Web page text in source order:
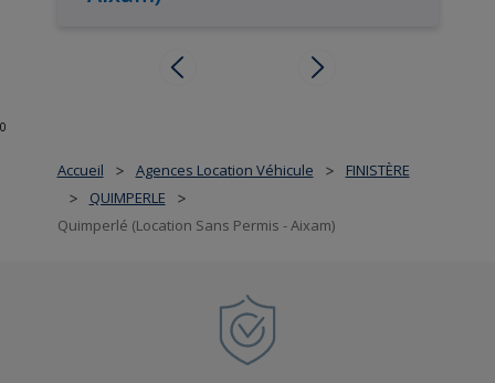
Accueil > Agences Location Véhicule > FINISTÈRE
> QUIMPERLE >
Quimperlé (Location Sans Permis - Aixam)
0